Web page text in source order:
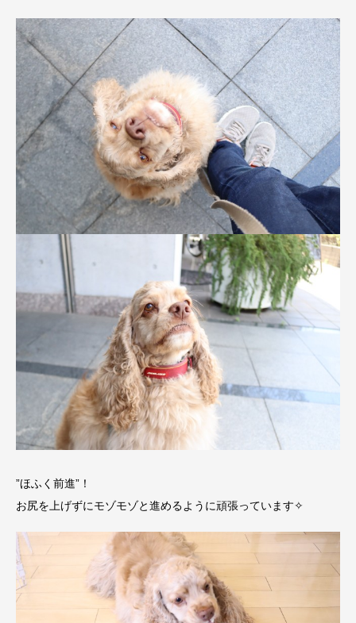
”ほふく前進”！
お尻を上げずにモゾモゾと進めるように頑張っています✧